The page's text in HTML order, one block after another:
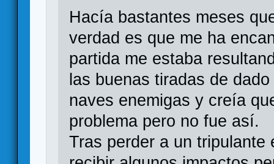
Hacía bastantes meses
verdad es que me ha
partida me estaba
las buenas tiradas de
naves enemigas y creía
problema pero no fue así.
Tras perder a un tripulante